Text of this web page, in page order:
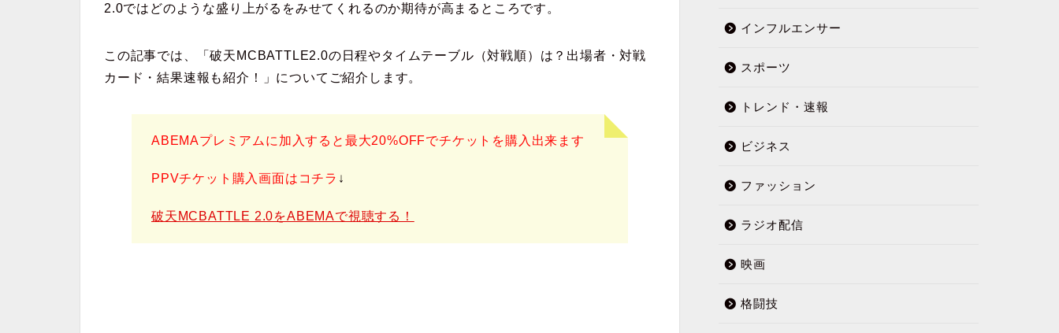
2.0ではどのような盛り上がるをみせてくれるのか期待が高まるところです。
この記事では、「破天MCBATTLE2.0の日程やタイムテーブル（対戦順）は？出場者・対戦
カード・結果速報も紹介！」についてご紹介します。
ABEMAプレミアムに加入すると最大20%OFFでチケットを購入出来ます
PPVチケット購入画面はコチラ ↓
破天MCBATTLE 2.0をABEMAで視聴する！
インフルエンサー
スポーツ
トレンド・速報
ビジネス
ファッション
ラジオ配信
映画
格闘技